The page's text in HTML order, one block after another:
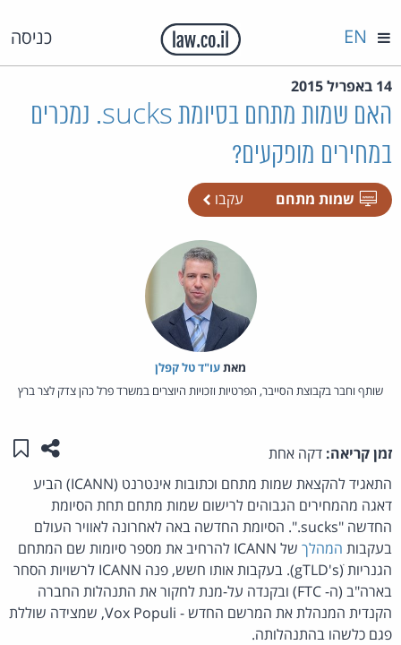
כניסה EN
14 באפריל 2015
האם שמות מתחם בסיומת sucks. נמכרים
במחירים מופקעים?
שמות מתחם עקבו
מאת‏עו"ד טל קפלן
שותף וחבר בקבוצת הסייבר, הפרטיות וזכויות היוצרים במשרד פרל כהן צדק לצר ברץ
זמן קריאה: דקה אחת שתפו
התאגיד להקצאת שמות מתחם וכתובות אינטרנט (ICANN) הביע
דאגה מהמחירים הגבוהים לרישום שמות מתחם תחת הסיומת
החדשה "sucks.". הסיומת החדשה באה לאחרונה לאוויר העולם
בעקבות המהלך
של ICANN להרחיב את מספר סיומות שם המתחם
הגנריות (gTLD'sׂ). בעקבות אותו חשש, פנה ICANN לרשויות הסחר
בארה"ב (ה- FTC) ובקנדה על-מנת לחקור את התנהלות החברה
הקנדית המנהלת את המרשם החדש - Vox Populi, שמצידה שוללת
פגם כלשהו בהתנהלותה.